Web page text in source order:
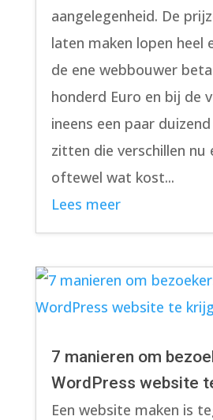
aangelegenheid. De
laten maken lopen heel
de ene webbouwer
honderd Euro en bij de
ineens een paar
zitten die verschillen nu
oftewel wat kost...
Lees meer
7 manieren om
WordPress website
Een website maken is